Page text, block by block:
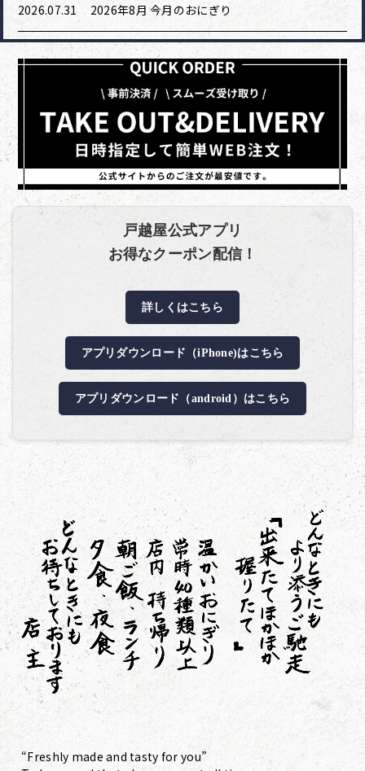
2026.07.31 2026年8月 今月のおにぎり
戸越屋公式アプリ
お得なクーポン配信！
詳しくはこちら
アプリダウンロード（iPhone)はこちら
アプリダウンロード（android）はこちら
“Freshly made and tasty for you”